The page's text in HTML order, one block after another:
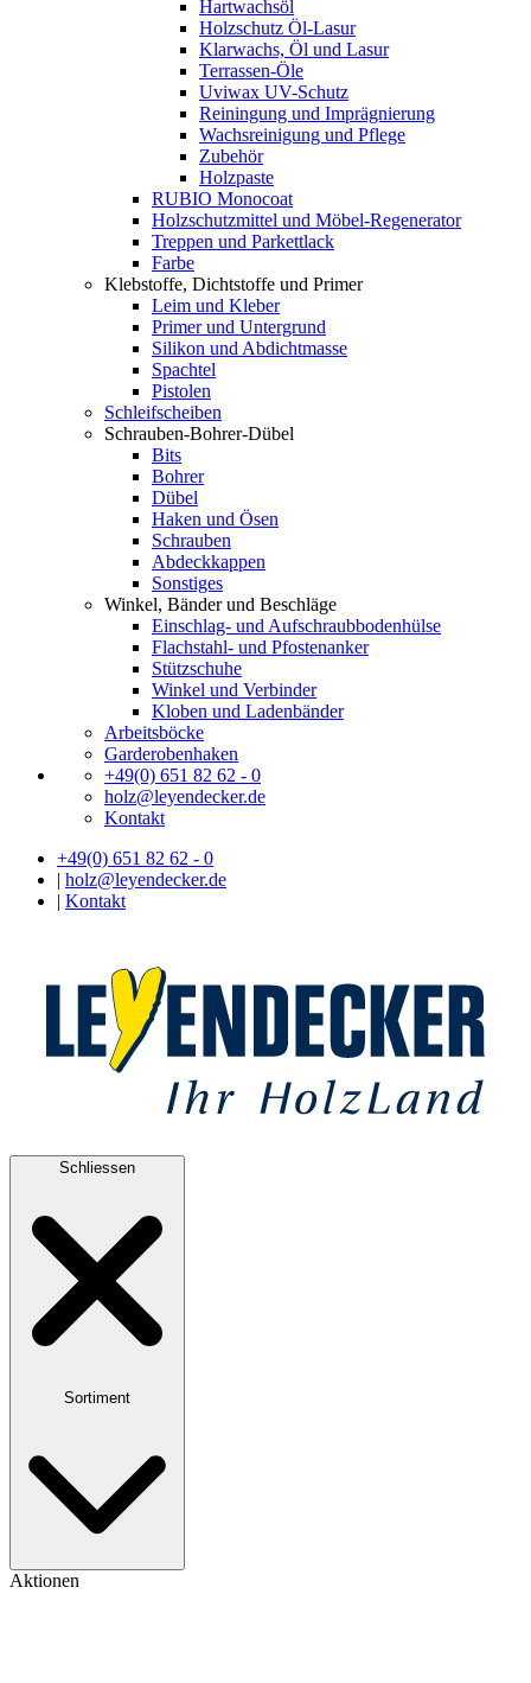
Hartwachsöl
Holzschutz Öl-Lasur
Klarwachs, Öl und Lasur
Terrassen-Öle
Uviwax UV-Schutz
Reiningung und Imprägnierung
Wachsreinigung und Pflege
Zubehör
Holzpaste
RUBIO Monocoat
Holzschutzmittel und Möbel-Regenerator
Treppen und Parkettlack
Farbe
Klebstoffe, Dichtstoffe und Primer
Leim und Kleber
Primer und Untergrund
Silikon und Abdichtmasse
Spachtel
Pistolen
Schleifscheiben
Schrauben-Bohrer-Dübel
Bits
Bohrer
Dübel
Haken und Ösen
Schrauben
Abdeckkappen
Sonstiges
Winkel, Bänder und Beschläge
Einschlag- und Aufschraubbodenhülse
Flachstahl- und Pfostenanker
Stützschuhe
Winkel und Verbinder
Kloben und Ladenbänder
Arbeitsböcke
Garderobenhaken
+49(0) 651 82 62 - 0
holz@leyendecker.de
Kontakt
+49(0) 651 82 62 - 0
| holz@leyendecker.de
| Kontakt
Schliessen
Sortiment
Aktionen